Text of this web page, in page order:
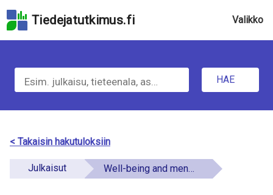
hakukenttään
pääsisältöön
Hyppää
saavutettavuusselosteeseen
Tiedejatutkimus.fi Valikko
e
H
a
e
t
HAE
< Takaisin hakutuloksiin
Julkaisut Well-being and mental health at work–an international perspective